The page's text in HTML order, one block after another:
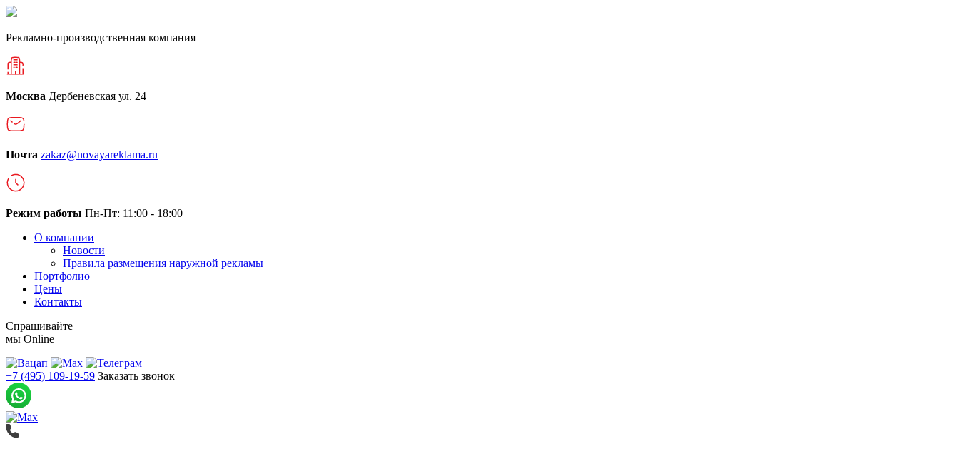
Рекламно-производственная компания
Москва Дербеневская ул. 24
Почта zakaz@novayareklama.ru
Режим работы Пн-Пт: 11:00 - 18:00
О компании
Новости
Правила размещения наружной рекламы
Портфолио
Цены
Контакты
Спрашивайте
мы Online
+7 (495) 109-19-59 Заказать звонок